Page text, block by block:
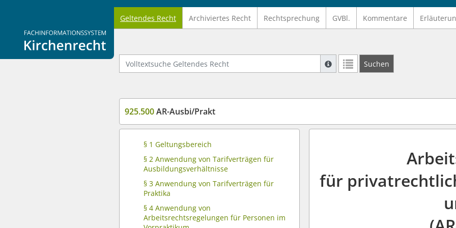
Logo Fachinformationssystem Kirchenrecht
Geltendes Recht Archiviertes Recht Rechtsprechung GVBl. Kommentare
Volltextsuche Geltendes Recht
Suche mit Platzhalter "*", Bsp.
Suchen
925.500AR-Ausbi/Prakt
§ 1 Geltungsbereich
§ 2 Anwendung von Tarifverträgen für
Ausbildungsverhältnisse
§ 3 Anwendung von Tarifverträgen für
Praktika
§ 4 Anwendung von
Arbeitsrechtsregelungen für Personen im
für